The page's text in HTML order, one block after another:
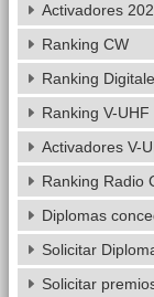
Activadores
Ranking CW
Ranking
Ranking V-UHF
Activadores V-
Ranking Radio
Diplomas
Solicitar
Solicitar